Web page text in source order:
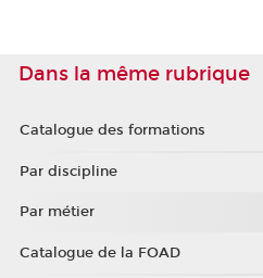
Dans la même rubrique
Catalogue des formations
Par discipline
Par métier
Catalogue de la FOAD